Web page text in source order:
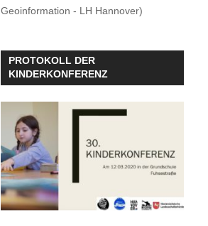
Geoinformation - LH Hannover)
PROTOKOLL DER
KINDERKONFERENZ